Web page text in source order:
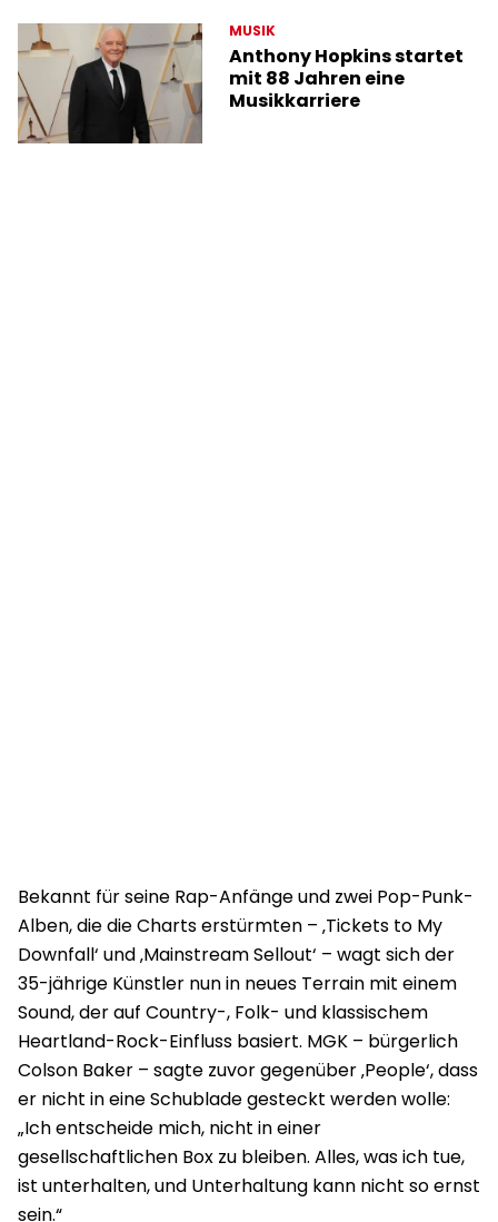
MUSIK
Anthony Hopkins startet
mit 88 Jahren eine
Musikkarriere
Bekannt für seine Rap-Anfänge und zwei Pop-Punk-
Alben, die die Charts erstürmten – ‚Tickets to My
Downfall‘ und ‚Mainstream Sellout‘ – wagt sich der
35-jährige Künstler nun in neues Terrain mit einem
Sound, der auf Country-, Folk- und klassischem
Heartland-Rock-Einfluss basiert. MGK – bürgerlich
Colson Baker – sagte zuvor gegenüber ‚People‘, dass
er nicht in eine Schublade gesteckt werden wolle:
„Ich entscheide mich, nicht in einer
gesellschaftlichen Box zu bleiben. Alles, was ich tue,
ist unterhalten, und Unterhaltung kann nicht so ernst
sein.“